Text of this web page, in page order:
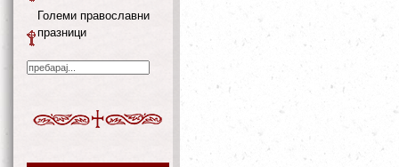
Големи православни
празници